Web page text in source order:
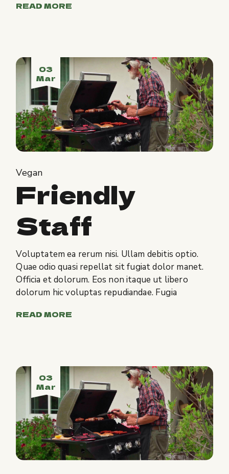
READ MORE
03
Mar
Vegan
Friendly
Staff
Voluptatem ea rerum nisi. Ullam debitis optio.
Quae odio quasi repellat sit fugiat dolor manet.
Officia et dolorum. Eos non itaque ut libero
dolorum hic voluptas repudiandae. Fugia
READ MORE
03
Mar